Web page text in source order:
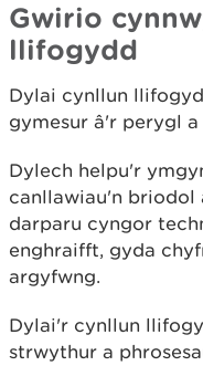
Gwirio
llifogydd
Dylai cynllun
gymesur â'r perygl
Dylech helpu'r
canllawiau'n briodol
darparu cyngor
enghraifft, gyda
argyfwng.
Dylai'r cynllun
strwythur a